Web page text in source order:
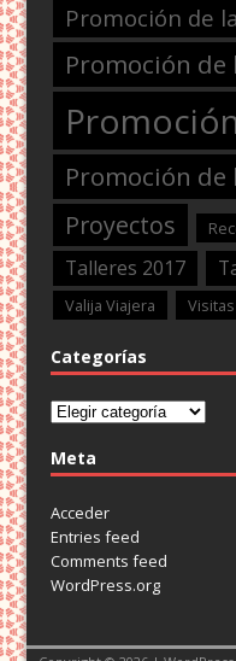
Promoción de
Promoción
Promoción de
Proyectos
Talleres 2017
Valija Viajera
Visitas
Categorías
Categorías
Meta
Acceder
Entries feed
Comments feed
WordPress.org